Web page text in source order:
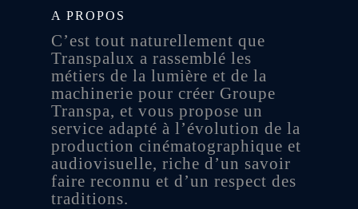
A PROPOS
C’est tout naturellement que
Transpalux a rassemblé les
métiers de la lumière et de la
machinerie pour créer Groupe
Transpa, et vous propose un
service adapté à l’évolution de la
production cinématographique et
audiovisuelle, riche d’un savoir
faire reconnu et d’un respect des
traditions.